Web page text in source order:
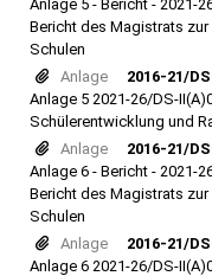
Anlage 5 - Bericht - 2021-
Bericht des Magistrats
Schulen
Anlage
2016-21/
Anlage 5 2021-26/DS-
Schülerentwicklung und
Anlage
2016-21/
Anlage 6 - Bericht - 2021-
Bericht des Magistrats
Schulen
Anlage
2016-21/
Anlage 6 2021-26/DS-